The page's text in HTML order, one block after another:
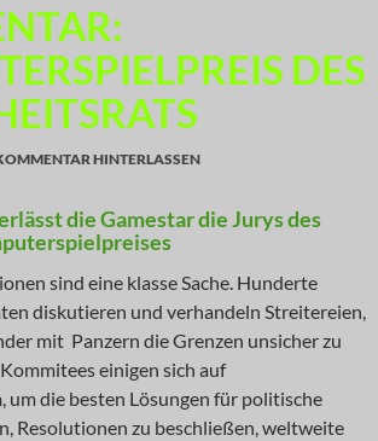
DES
HINTERLASSEN
die Gamestar die Jurys des
sind eine klasse Sache. Hunderte
diskutieren und verhandeln Streitereien,
mit Panzern die Grenzen unsicher zu
einigen sich auf
, um die besten Lösungen für politische
Resolutionen zu beschließen, weltweite